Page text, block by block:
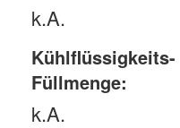
k.A.
Kühlflüssigkeits-
Füllmenge:
k.A.